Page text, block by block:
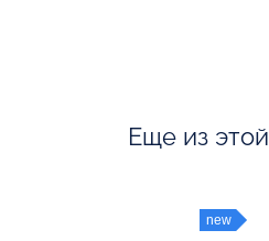
Еще из
new